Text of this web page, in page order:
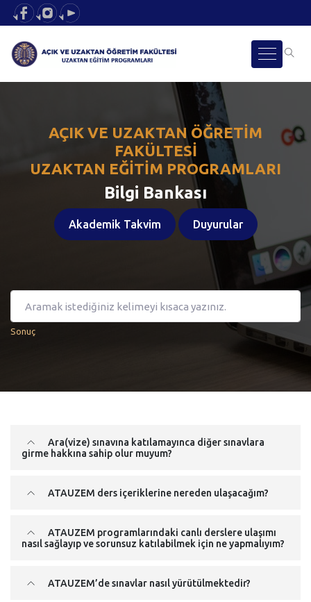
AÇIK VE UZAKTAN ÖĞRETIM
FAKÜLTESI
UZAKTAN EĞITIM PROGRAMLARI
Bilgi Bankası
Akademik Takvim Duyurular
Sonuç
Ara(vize) sınavına katılamayınca diğer sınavlara
girme hakkına sahip olur muyum?
ATAUZEM ders içeriklerine nereden ulaşacağım?
ATAUZEM programlarındaki canlı derslere ulaşımı
nasıl sağlayıp ve sorunsuz katılabilmek için ne yapmalıyım?
ATAUZEM’de sınavlar nasıl yürütülmektedir?